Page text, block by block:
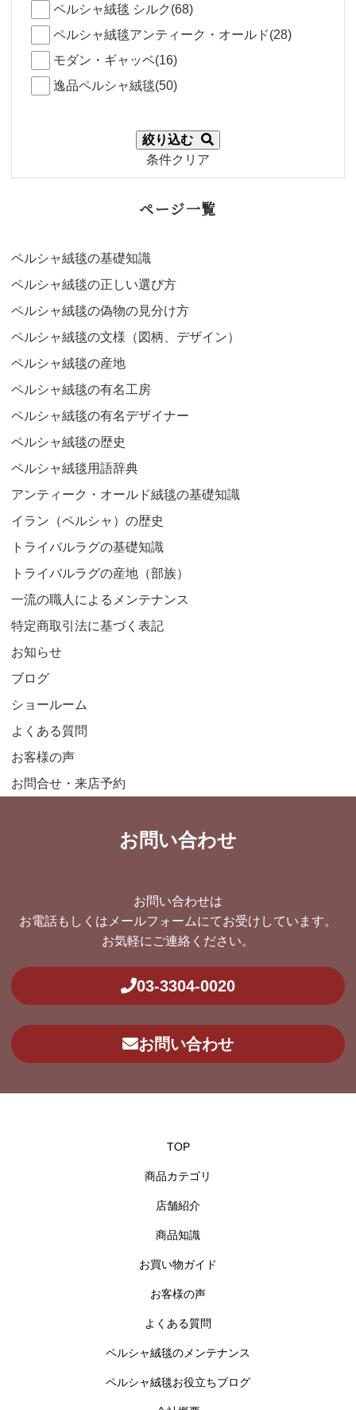
ペルシャ絨毯 シルク(68)
ペルシャ絨毯アンティーク・オールド(28)
モダン・ギャッベ(16)
逸品ペルシャ絨毯(50)
絞り込む
条件クリア
ページ一覧
ペルシャ絨毯の基礎知識
ペルシャ絨毯の正しい選び方
ペルシャ絨毯の偽物の見分け方
ペルシャ絨毯の文様（図柄、デザイン）
ペルシャ絨毯の産地
ペルシャ絨毯の有名工房
ペルシャ絨毯の有名デザイナー
ペルシャ絨毯の歴史
ペルシャ絨毯用語辞典
アンティーク・オールド絨毯の基礎知識
イラン（ペルシャ）の歴史
トライバルラグの基礎知識
トライバルラグの産地（部族）
一流の職人によるメンテナンス
特定商取引法に基づく表記
お知らせ
ブログ
ショールーム
よくある質問
お客様の声
お問合せ・来店予約
お問い合わせ
お問い合わせは
お電話もしくはメールフォームにてお受けしています。
お気軽にご連絡ください。
03-3304-0020
お問い合わせ
TOP
商品カテゴリ
店舗紹介
商品知識
お買い物ガイド
お客様の声
よくある質問
ペルシャ絨毯のメンテナンス
ペルシャ絨毯お役立ちブログ